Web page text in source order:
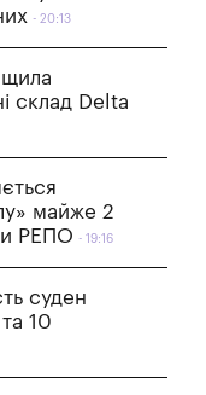
20:13
склад Delta
майже 2
РЕПО
19:16
суден
10